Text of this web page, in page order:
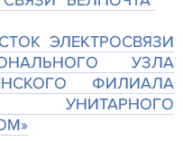
ЭЛЕКТРОСВЯЗИ
УЗЛА
ФИЛИАЛА
УНИТАРНОГО